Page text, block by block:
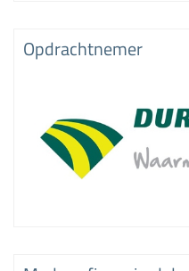
Opdrachtnemer